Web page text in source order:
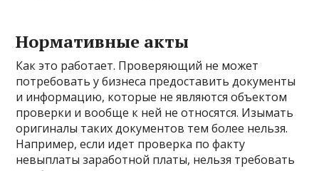
Нормативные акты
Как это работает. Проверяющий не может
потребовать у бизнеса предоставить документы
и информацию, которые не являются объектом
проверки и вообще к ней не относятся. Изымать
оригиналы таких документов тем более нельзя.
Например, если идет проверка по факту
невыплаты заработной платы, нельзя требовать